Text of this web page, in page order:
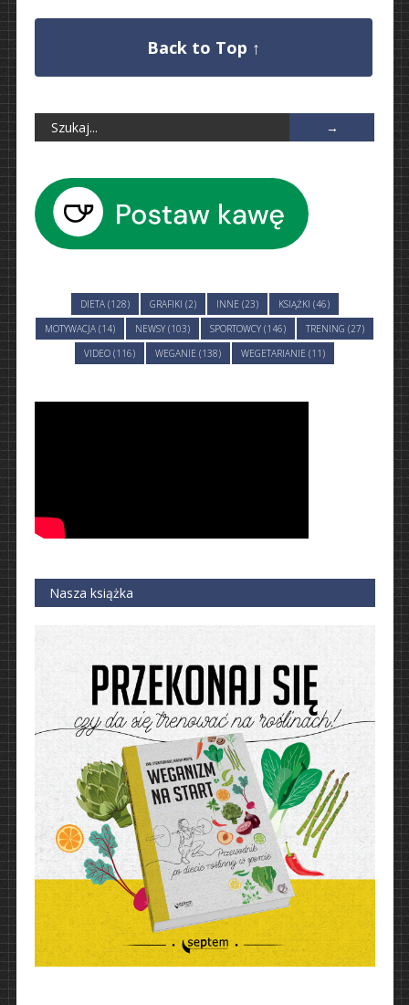
Back to Top ↑
DIETA (128) GRAFIKI (2) INNE (23)
KSIĄŻKI (46)
MOTYWACJA (14)
NEWSY (103) SPORTOWCY (146)
TRENING (27)
VIDEO (116)
WEGANIE (138) WEGETARIANIE (11)
Nasza książka